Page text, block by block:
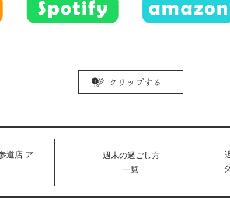
道店 ア
男によ
週末の過ごし方
一覧